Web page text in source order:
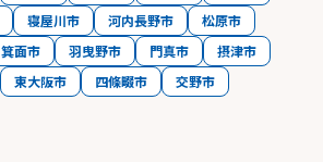
寝屋川市 河内長野市
松原市
箕面市 羽曳野市 門真市
摂津市
東大阪市 四條畷市
交野市